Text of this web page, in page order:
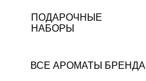
ПОДАРОЧНЫЕ
НАБОРЫ
ВСЕ АРОМАТЫ БРЕНДА